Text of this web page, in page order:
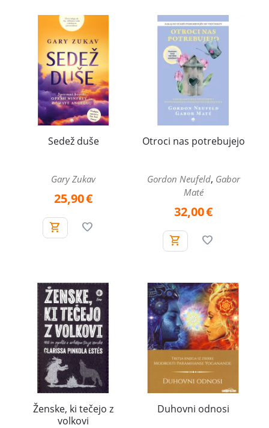
Sedež duše
Gary Zukav
25,90€
Otroci nas potrebujejo
Gordon Neufeld, Gabor
Maté
32,00€
Ženske, ki tečejo z
volkovi
Duhovni odnosi